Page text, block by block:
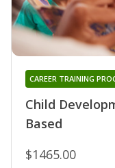
Child
Based
CAREER TRAINING
$1465.00